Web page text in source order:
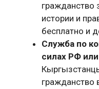
гражданство
истории и
бесплатно и
Служба по
силах РФ
гражданство